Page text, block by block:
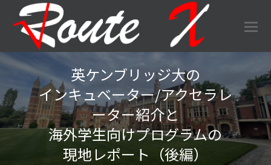
英ケンブリッジ大の
インキュベーター/アクセラレ
ーター紹介と
海外学生向けプログラムの
現地レポート（後編）